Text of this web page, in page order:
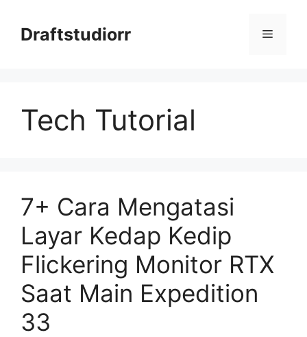
contentDraftstudiorr Menu
Tech Tutorial
7+ Cara Mengatasi
Layar Kedap Kedip
Flickering Monitor RTX
Saat Main Expedition
33